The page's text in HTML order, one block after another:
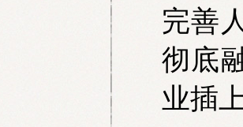
完善
彻底
业插